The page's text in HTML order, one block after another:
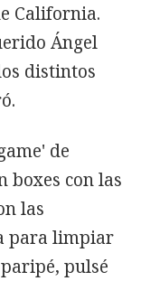
California.
Ángel
distintos
de
boxes con las
las
para limpiar
pulsé